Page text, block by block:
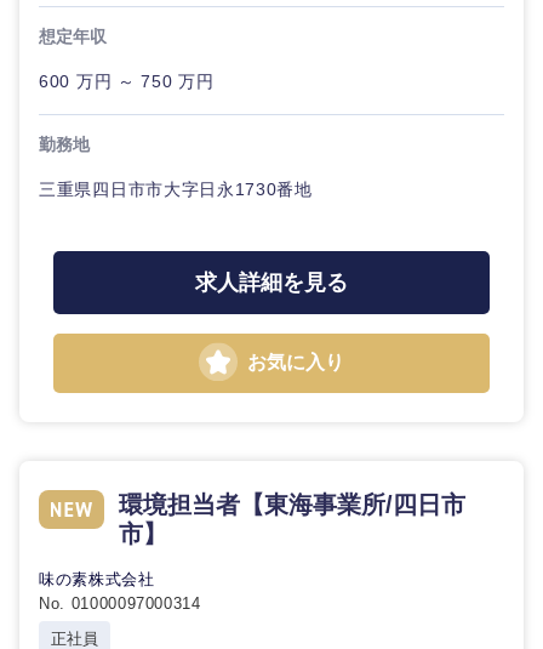
三重県
想定年収
600 万円 ～ 750 万円
勤務地
三重県四日市市大字日永1730番地
求人詳細を見る
お気に入り
環境担当者【東海事業所/四日市
市】
味の素株式会社
No. 01000097000314
正社員